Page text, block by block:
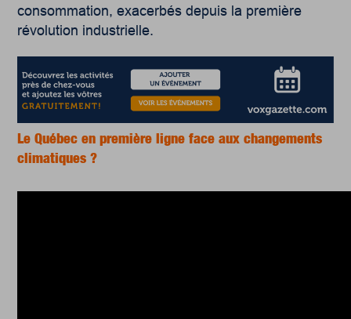
consommation, exacerbés depuis la première
révolution industrielle.
Le Québec en première ligne face aux changements
climatiques ?